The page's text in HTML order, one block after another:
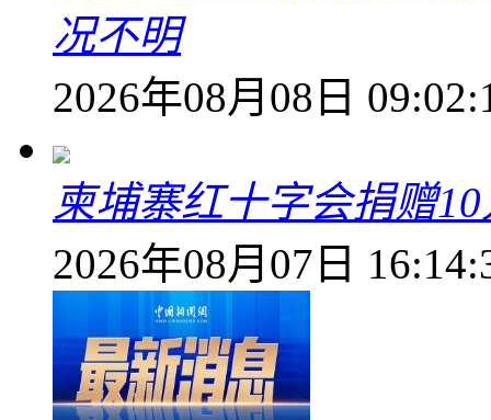
况不明
2026年08月08日
柬埔寨红十字会捐赠
2026年08月07日